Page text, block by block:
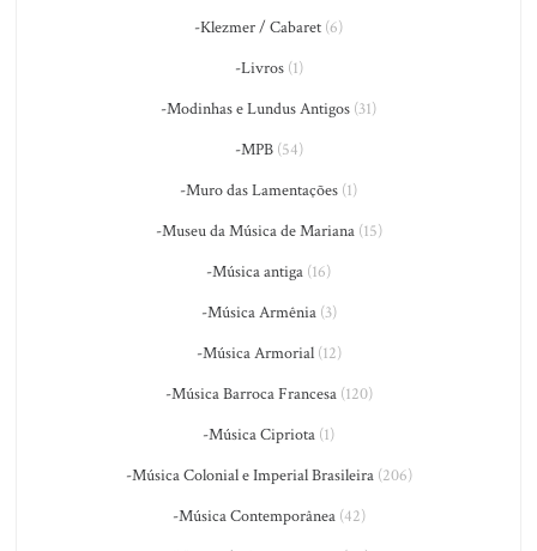
-Klezmer / Cabaret (6)
-Livros(1)
-Modinhas e Lundus Antigos (31)
-MPB(54)
-Muro das Lamentações (1)
-Museu da Música de Mariana(15)
-Música antiga (16)
-Música Armênia(3)
-Música Armorial(12)
-Música Barroca Francesa(120)
-Música Cipriota (1)
-Música Colonial e Imperial Brasileira(206)
-Música Contemporânea(42)